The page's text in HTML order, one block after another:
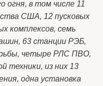
огня, в том числе 11
США, 12 пусковых
комплексов, семь
63 станции РЭБ,
четыре РЛС ПВО,
техники, из них 13
одна установка